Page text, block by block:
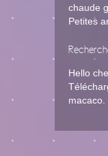
chaude
Petites
Hello
macaco.